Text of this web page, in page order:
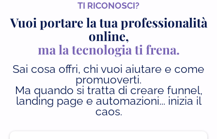
TI RICONOSCI?
Vuoi portare la tua professionalità
online,
ma la tecnologia ti frena.
Sai cosa offri, chi vuoi aiutare e come
promuoverti.
Ma quando si tratta di creare funnel,
landing page e automazioni... inizia il
caos.